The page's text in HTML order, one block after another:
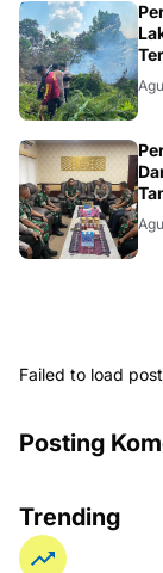
KALBAR
KALBAR
Failed to load
Posting
Trending